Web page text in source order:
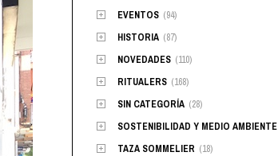
EVENTOS (94)
HISTORIA (87)
NOVEDADES (110)
RITUALERS (168)
SIN CATEGORÍA (28)
SOSTENIBILIDAD Y MEDIO AMBIENTE
TAZA SOMMELIER (18)